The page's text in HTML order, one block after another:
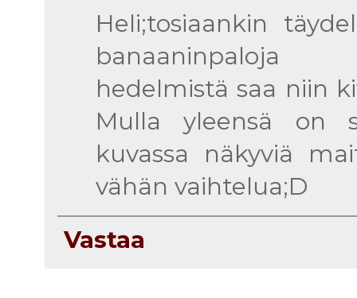
Heli;tosiaankin
banaaninpaloja
hedelmistä saa niin
Mulla yleensä on
kuvassa näkyviä
vähän vaihtelua;D
Vastaa